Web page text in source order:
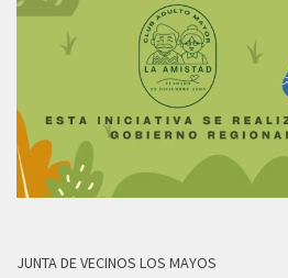
JUNTA DE VECINOS LOS MAYOS